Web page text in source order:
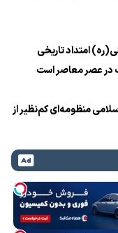
امتداد تاریخی
در عصر معاصر است
منظومه‌ای کم‌نظیر از